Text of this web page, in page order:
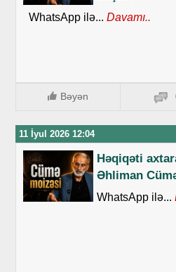
WhatsApp ilə... Davamı..
Bəyən
11 İyul 2026 12:04
Həqiqəti
Əhliman
WhatsApp ilə...